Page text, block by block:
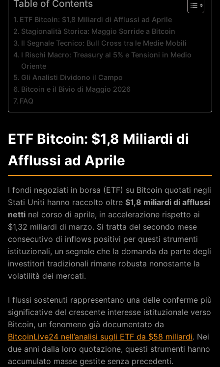
Table of Contents
ETF Bitcoin: $1,8 Miliardi di Afflussi ad Aprile
Stagionalità Storica: Maggio Sorride a Bitcoin
Il Segnale Tecnico: Bull Cross tra le Medie Mobili
I Rischi Macro: Treasury al 5% e Tensioni in Medio
Oriente
Gli Analisti Dividono il Campo
Bitcoin e il Bivio di Maggio 2026
FAQ
ETF Bitcoin: $1,8 Miliardi di
Afflussi ad Aprile
I fondi negoziati in borsa (ETF) su Bitcoin quotati negli
Stati Uniti hanno raccolto oltre $1,8 miliardi di afflussi
netti nel corso di aprile, in accelerazione rispetto ai
$1,32 miliardi di marzo. Si tratta del secondo mese
consecutivo di inflows positivi per questi strumenti
istituzionali, un segnale che la domanda da parte degli
investitori tradizionali rimane robusta nonostante la
volatilità dei mercati.
I flussi sostenuti rappresentano una delle conferme più
significative del crescente interesse istituzionale verso
Bitcoin, un fenomeno già documentato da
BitcoinLive24 nell’analisi sugli ETF da $58 miliardi. Nei
due anni dalla loro quotazione, questi strumenti hanno
accumulato masse gestite senza precedenti.